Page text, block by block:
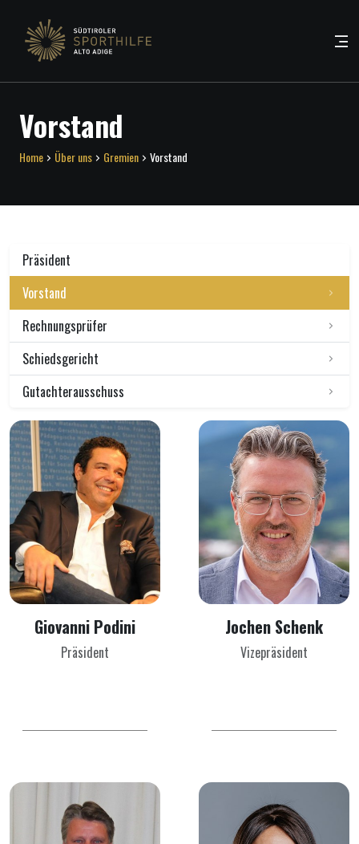
Vorstand
Home Über uns Gremien Vorstand
Präsident
Vorstand
Rechnungsprüfer
Schiedsgericht
Gutachterausschuss
Giovanni Podini
Präsident
Jochen Schenk
Vizepräsident